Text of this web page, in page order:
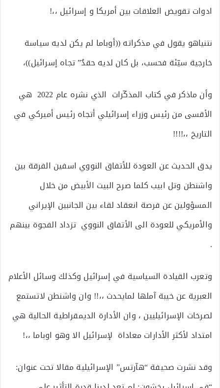
ادوات تقويض العلاقات بين أمريكا و إسرائيل ،،!
نتنياهو يقول في مذكراته ((أوباما لم يكن لديه سياسة
خارجية سيّئة فحسب، بل كان لديه حقدٌ” تجاه إسرائيل))،
وأن ماذكر في كتاب المذكّرات الذي نشره عام 2022 هي
الأقسى من رئيس وزراء إسرائيلي أتجاه رئيس أميركي في
التاريخ ،،!!!!
يدق الحديث عن العودة للأتفاق النووي اسفين الفرقة بين
واشنطن وتل ابيب كلما صرح البيت الأبيض من خلال
المسؤولين عن فرصة انعقاد لقاء بين الجانبين الإيراني
والأمريكي للعودة الى الأتفاق النووي تزداد الفجوة بينهم
.
وتعرب القيادة السياسية في إسرائيل وكذلك وسائل الأعلام
العبرية عن خيبة آملها لمايحدث ،،!! وان واشنطن لاتستمع
لصرخات الإسرائيليين ، وان الأدارة الديمقراطية الحالية هي
امتداد لأكثر الأدارات معاداة لإسرائيل الا وهو اوباما ،،!
وقد نشرت صحيفة “هآرتس” الإسرائيلية مقالا تحت عنوان: